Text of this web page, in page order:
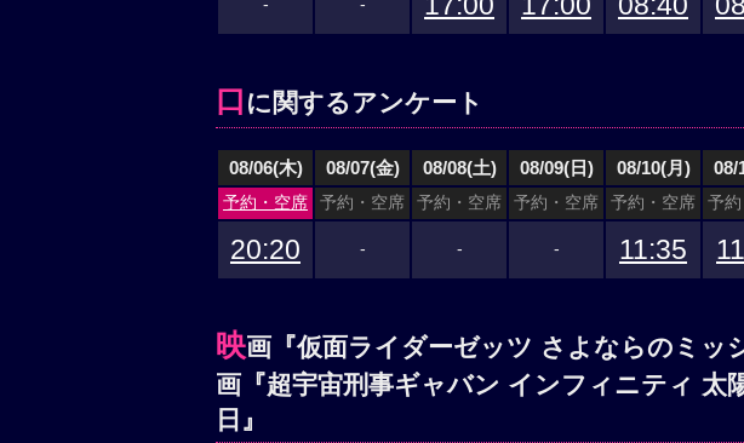
- -
口 に関するアンケート
08/06(木) 08/07(金) 08/08(土) 08/09(日) 08/10(月) 08/
予約・空席 予約・空席 予約・空席 予約・空席 予約・空席 予
20:20 - - - 11:35
映画『仮面ライダーゼッツ さよならのミッ
画『超宇宙刑事ギャバン インフィニティ 太
日』